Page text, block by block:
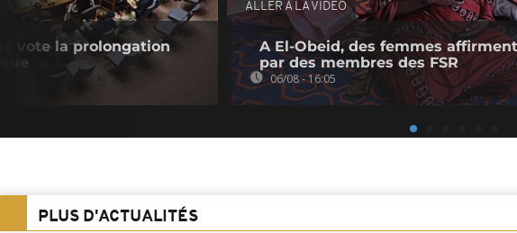
vote la prolongation
ALLER À LA VIDEO
A El-Obeid, des femmes
par des membres des FSR
06/08 - 16:05
PLUS D'ACTUALITÉS